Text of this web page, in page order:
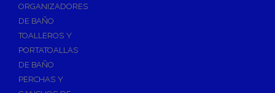
Fregaderos
Grifería de Fregadero
Recambios de fregadero
Contra Incendios
ORGANIZADORES
DE BAÑO
TOALLEROS Y
PORTATOALLAS
DE BAÑO
PERCHAS Y